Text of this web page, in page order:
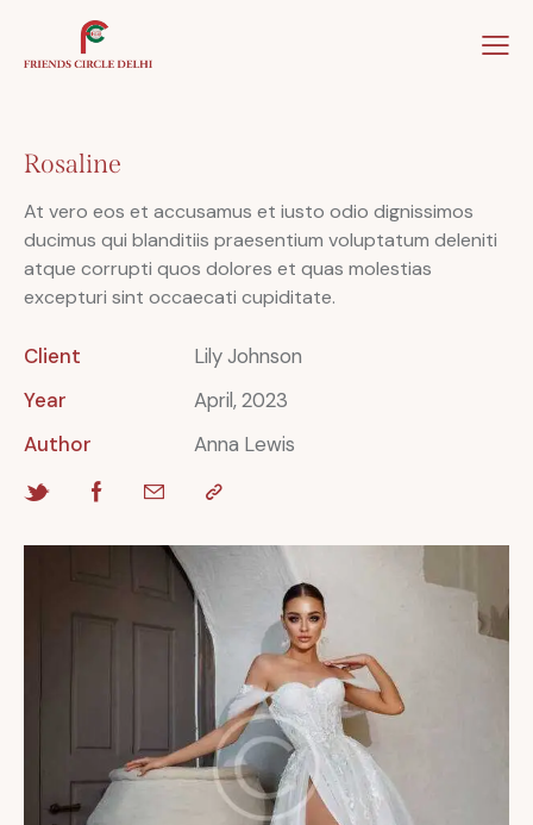
Rosaline
At vero eos et accusamus et iusto odio dignissimos
ducimus qui blanditiis praesentium voluptatum deleniti
atque corrupti quos dolores et quas molestias
excepturi sint occaecati cupiditate.
Client
Lily Johnson
Year
April, 2023
Author
Anna Lewis